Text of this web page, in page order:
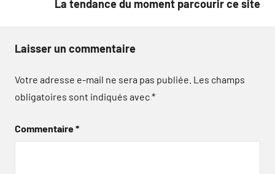
La tendance du moment parcourir ce site
Laisser un commentaire
Votre adresse e-mail ne sera pas publiée. Les champs
obligatoires sont indiqués avec*
Commentaire*